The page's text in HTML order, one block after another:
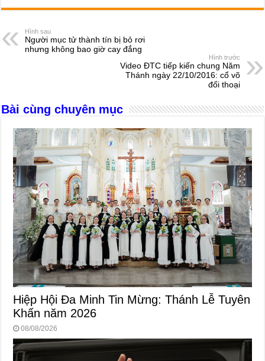
c
e
b
k
ss
n
at
A
e
d
s
er ail ar
Hình sau
Người mục tử thành tín bị bỏ rơi
nhưng không bao giờ cay đắng
Hình trước
Video ĐTC tiếp kiến chung Năm
Thánh ngày 22/10/2016: cổ võ
đối thoại
Bài cùng chuyên mục
Hiệp Hội Đa Minh Tin Mừng: Thánh Lễ Tuyên
Khấn năm 2026
08/08/2026